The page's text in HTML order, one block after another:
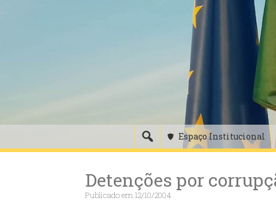
Espaço Institucional
Detenções por
Publicado em12/10/2004